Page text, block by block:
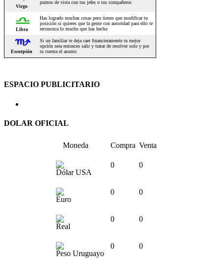
ESPACIO PUBLICITARIO
DOLAR OFICIAL
Moneda Compra Venta
Dólar USA
0 0
Euro
0 0
Real
0 0
Peso Uruguayo
0 0